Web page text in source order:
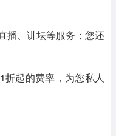
播、讲坛等服务；您还
起的费率，为您私人